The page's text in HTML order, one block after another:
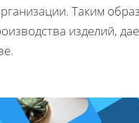
Таким
изделий,